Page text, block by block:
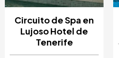
Circuito de Spa en
Lujoso Hotel de
Tenerife